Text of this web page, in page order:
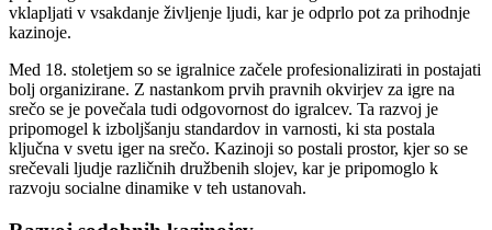
vklapljati v vsakdanje življenje ljudi, kar je odprlo pot za prihodnje
kazinoje.
Med 18. stoletjem so se igralnice začele profesionalizirati in postajati
bolj organizirane. Z nastankom prvih pravnih okvirjev za igre na
srečo se je povečala tudi odgovornost do igralcev. Ta razvoj je
pripomogel k izboljšanju standardov in varnosti, ki sta postala
ključna v svetu iger na srečo. Kazinoji so postali prostor, kjer so se
srečevali ljudje različnih družbenih slojev, kar je pripomoglo k
razvoju socialne dinamike v teh ustanovah.